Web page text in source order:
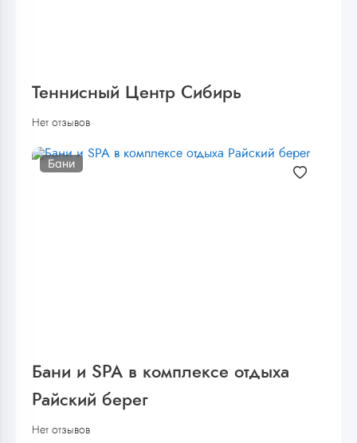
Теннисный Центр Сибирь
Нет отзывов
Бани
Бани и SPA в комплексе отдыха
Райский берег
Нет отзывов